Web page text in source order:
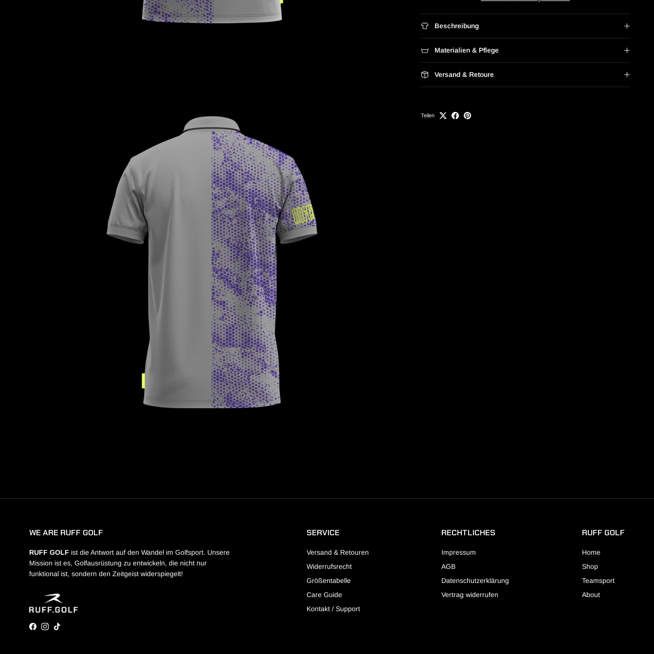
Beschreibung
Materialien & Pflege
Versand & Retoure
Teilen
WE ARE RUFF GOLF
RUFF GOLF ist die Antwort auf den Wandel im Golfsport. Unsere
Mission ist es, Golfausrüstung zu entwickeln, die nicht nur
funktional ist, sondern den Zeitgeist widerspiegelt!
Facebook
Instagram
TikTok
SERVICE
Versand & Retouren
Widerrufsrecht
Größentabelle
Care Guide
Kontakt / Support
RECHTLICHES
Impressum
AGB
Datenschutzerklärung
Vertrag widerrufen
RUFF GOLF
Home
Shop
Teamsport
About